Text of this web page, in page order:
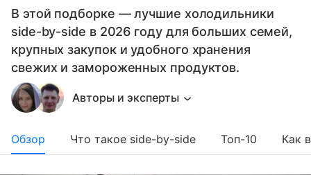
В этой подборке — лучшие холодильники
side-by-side в 2026 году для больших семей,
крупных закупок и удобного хранения
свежих и замороженных продуктов.
Авторы и эксперты
Обзор Что такое side-by-side Топ-10 Как